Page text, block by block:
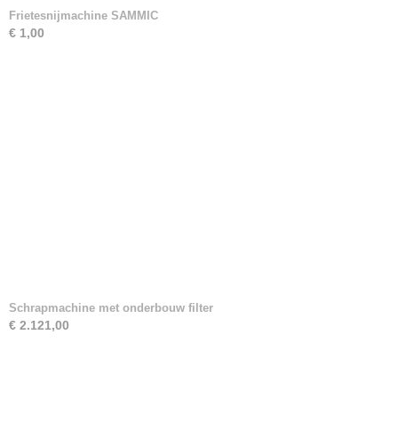
Frietesnijmachine SAMMIC
€ 1,00
Schrapmachine met onderbouw filter
€ 2.121,00